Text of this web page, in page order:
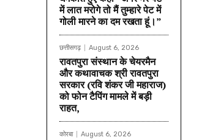
में लात मरोगे तो मैं तुम्हारे पेट में
गोली मारने का दम रखता हूं।”
छत्तीसगढ़ August 6, 2026
रावतपुरा संस्थान के चेयरमैन
और कथावाचक श्री रावतपुरा
सरकार (रवि शंकर जी महाराज)
को फोन टैपिंग मामले में बड़ी
राहत,
कोरबा August 6, 2026